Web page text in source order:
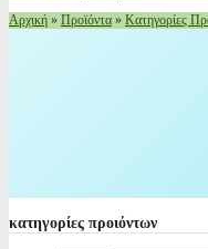
Αρχική » Προϊόντα » Κατηγορίες
κατηγορίες προιόντων